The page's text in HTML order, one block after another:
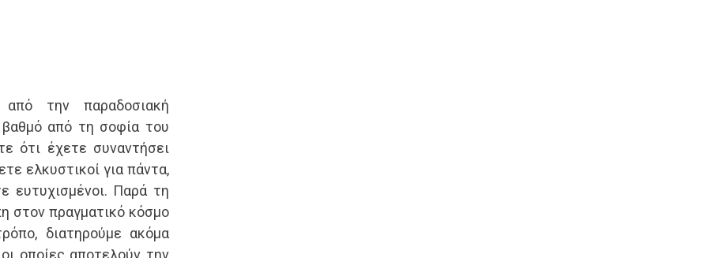
την παραδοσιακή
από τη σοφία του
ότι έχετε συναντήσει
ελκυστικοί για πάντα,
ευτυχισμένοι. Παρά τη
στον πραγματικό κόσμο
διατηρούμε ακόμα
οποίες αποτελούν την